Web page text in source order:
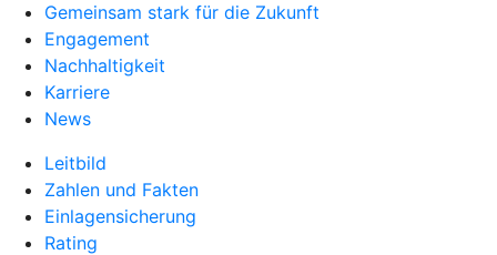
Gemeinsam stark für die Zukunft
Engagement
Nachhaltigkeit
Karriere
News
Leitbild
Zahlen und Fakten
Einlagensicherung
Rating